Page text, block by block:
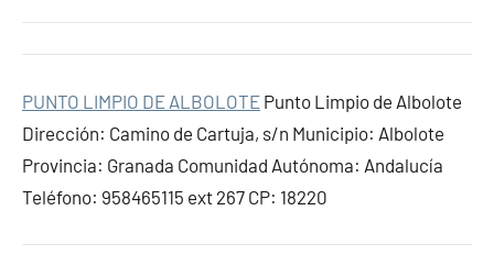
PUNTO LIMPIO DE ALBOLOTE Punto Limpio de Albolote
Dirección: Camino de Cartuja, s/n Municipio: Albolote
Provincia: Granada Comunidad Autónoma: Andalucía
Teléfono: 958465115 ext 267 CP: 18220